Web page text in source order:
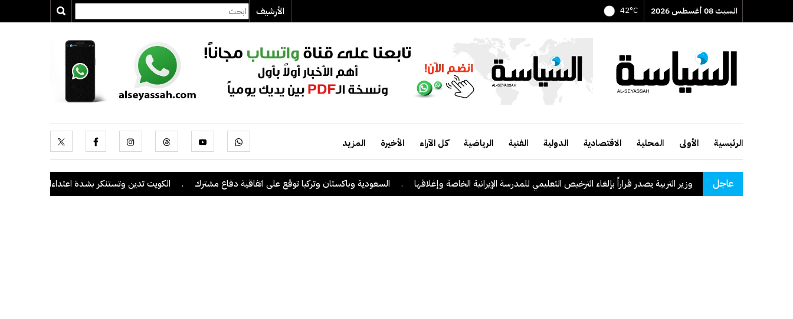
السبت 08 أغسطس 2026 42°C الأرشيف
الرئيسية الأولى المحلية الاقتصادية الدولية الفنية الرياضية كل الآراء الأخيرة المزيد
عاجلوزير التربية يصدر قراراً بإلغاء الترخيص التعليمي للمدرسة الإيرانية الخاصة وإغلاقها . السعودية وباكستان وتركيا توقع على اتفاقية دفاع مشترك . الكويت تدين وتستنكر بشدة اعتداءات ميليشيا الحوثي